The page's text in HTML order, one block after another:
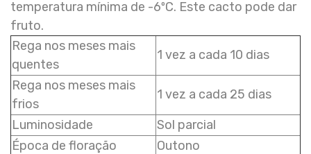
temperatura mínima de -6ºC. Este cacto pode dar
fruto.
Rega nos meses mais
quentes
1 vez a cada 10 dias
Rega nos meses mais
frios
1 vez a cada 25 dias
Luminosidade
Sol parcial
Época de floração
Outono